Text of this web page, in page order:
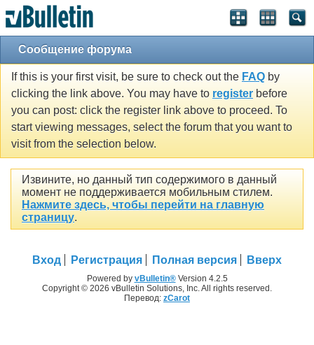
Сообщение форума
If this is your first visit, be sure to check out the FAQ by
clicking the link above. You may have to register before
you can post: click the register link above to proceed. To
start viewing messages, select the forum that you want to
visit from the selection below.
Извините, но данный тип содержимого в данный
момент не поддерживается мобильным стилем.
Нажмите здесь, чтобы перейти на главную
страницу.
Вход Регистрация Полная версия Вверх
Powered by vBulletin®Version 4.2.5
Copyright © 2026 vBulletin Solutions, Inc. All rights reserved.
Перевод: zCarot